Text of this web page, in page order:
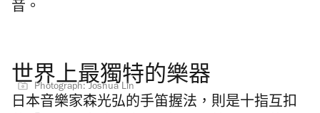
音。
世界上最獨特的樂器
Photograph: Joshua Lin
日本音樂家森光弘的手笛握法，則是十指互扣